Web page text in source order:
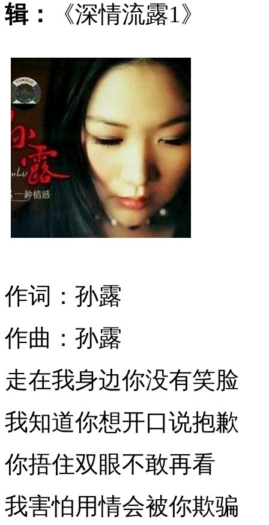
辑：
《深情流露1》
作词：孙露
作曲：孙露
走在我身边你没有笑脸
我知道你想开口说抱歉
你捂住双眼不敢再看
我害怕用情会被你欺骗